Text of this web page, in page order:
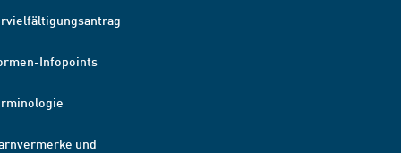
Infopoints
und